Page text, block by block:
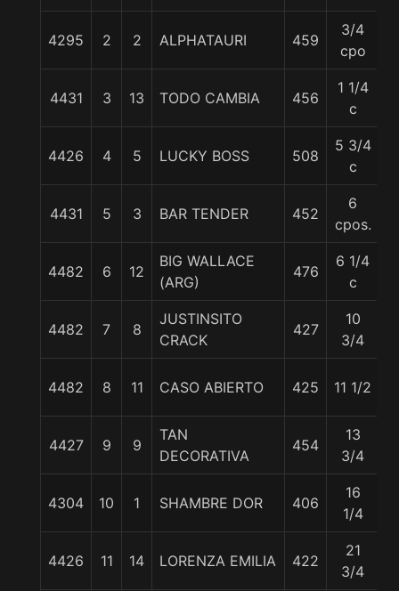
4295 2 2 ALPHATAURI 459
3/4
cpo
4431 3 13 TODO CAMBIA 456
1 1/4
c
4426 4 5 LUCKY BOSS 508
5 3/4
c
4431 5 3 BAR TENDER 452
6
cpos.
4482 6 12
BIG WALLACE
(ARG)
476
6 1/4
c
4482 7 8
JUSTINSITO
CRACK
427
10
3/4
4482 8 11 CASO ABIERTO 425 11 1/2
4427 9 9
TAN
DECORATIVA
454
13
3/4
4304 10 1 SHAMBRE DOR 406
16
1/4
4426 11 14 LORENZA EMILIA 422
21
3/4